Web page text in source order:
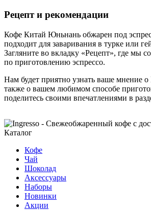
Рецепт и рекомендации
Кофе Китай Юньнань обжарен под
подходит для заваривания в турке или
Загляните во вкладку «Рецепт», где мы
по приготовлению эспрессо.
Нам будет приятно узнать ваше мнение
также о вашем любимом способе
поделитесь своими впечатлениями в
Каталог
Кофе
Чай
Шоколад
Аксессуары
Наборы
Новинки
Акции